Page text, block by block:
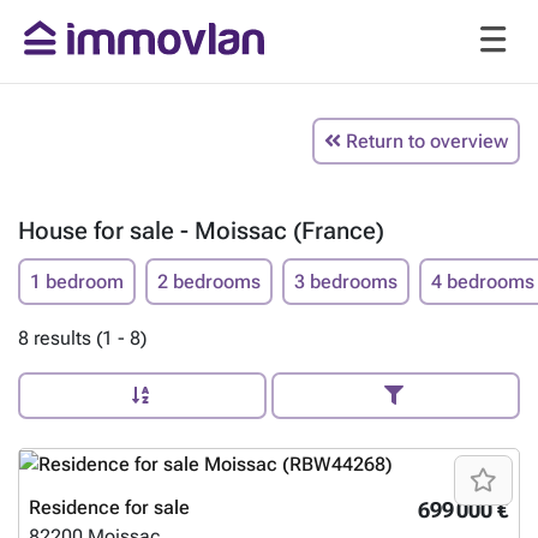
Return to overview
House for sale - Moissac (France)
1 bedroom 2 bedrooms 3 bedrooms 4 bedrooms
8 results (1 - 8)
699 000 €
Residence for sale